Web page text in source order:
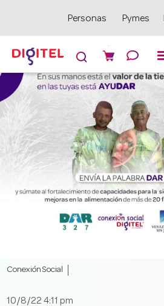
Personas Pymes

Conexión Social
10/8/22 4:11 pm